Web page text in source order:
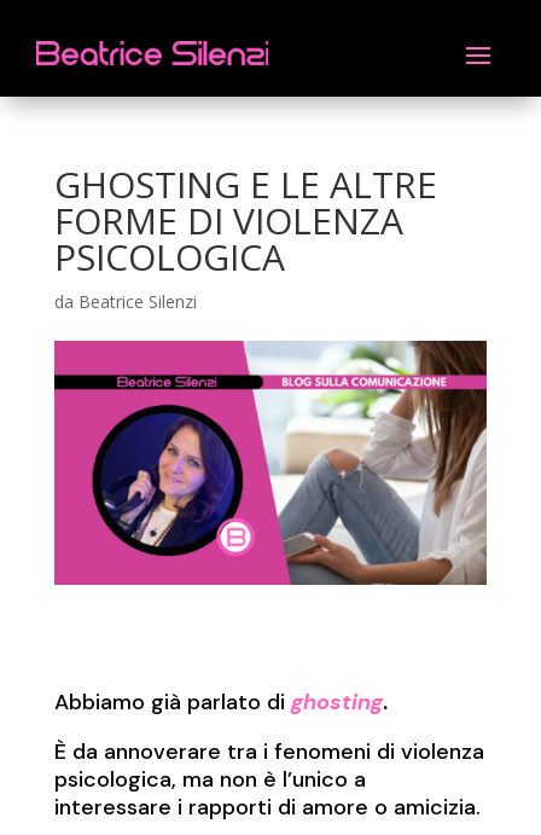
GHOSTING E LE ALTRE
FORME DI VIOLENZA
PSICOLOGICA
da Beatrice Silenzi
Abbiamo già parlato di ghosting.
È da annoverare tra i fenomeni di violenza
psicologica, ma non è l’unico a
interessare i rapporti di amore o amicizia.